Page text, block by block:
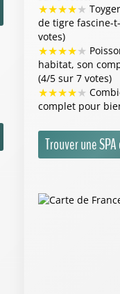
votes)
★★★★★
habitat, son
(4/5 sur 7 votes)
★★★★★
complet pour
Trouver une